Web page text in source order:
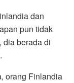
dan
pun tidak
dia berada di
orang Finlandia